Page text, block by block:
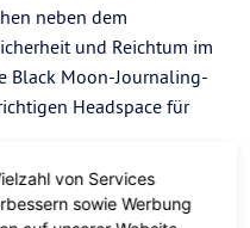
neben dem
und Reichtum im
Black Moon-Journaling-
Headspace für
Ladung Higher
von Services
sowie Werbung